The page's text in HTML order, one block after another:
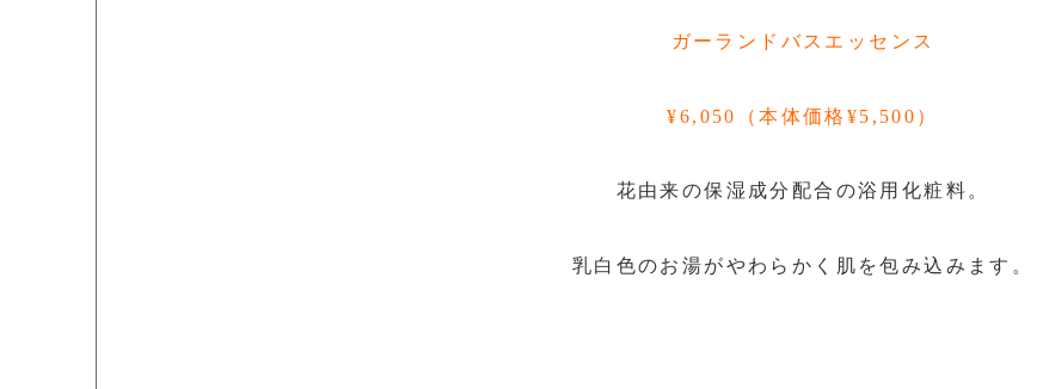
ガーランドバスエッセンス
¥6,050（本体価格¥5,500）
花由来の保湿成分配合の浴用化粧料。
乳白色のお湯がやわらかく肌を包み込みます。